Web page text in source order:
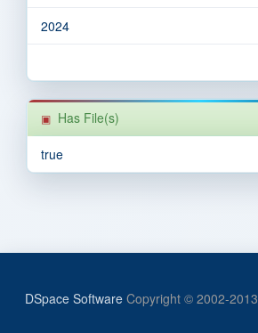
2024
Has File(s)
true
DSpace Software Copyright © 2002-2013